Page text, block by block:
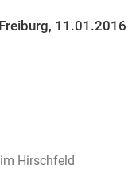
Freiburg, 11.01.2016
Hirschfeld